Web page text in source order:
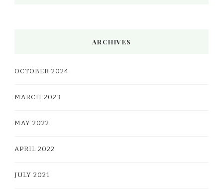
ARCHIVES
OCTOBER 2024
MARCH 2023
MAY 2022
APRIL 2022
JULY 2021